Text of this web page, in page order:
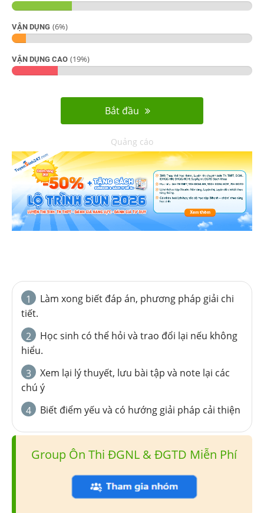
VẬN DỤNG (6%)
VẬN DỤNG CAO (19%)
Bắt đầu
Quảng cáo
1
Làm xong biết đáp án, phương pháp giải chi
tiết.
2
Học sinh có thể hỏi và trao đổi lại nếu không
hiểu.
3
Xem lại lý thuyết, lưu bài tập và note lại các
chú ý
4
Biết điểm yếu và có hướng giải pháp cải thiện
Group Ôn Thi ĐGNL & ĐGTD Miễn Phí